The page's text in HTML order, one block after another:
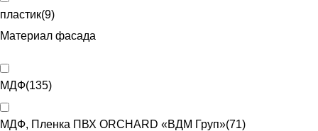
пластик(9)
Материал фасада
МДФ(135)
МДФ, Пленка ПВХ ORCHARD «ВДМ Груп»(71)